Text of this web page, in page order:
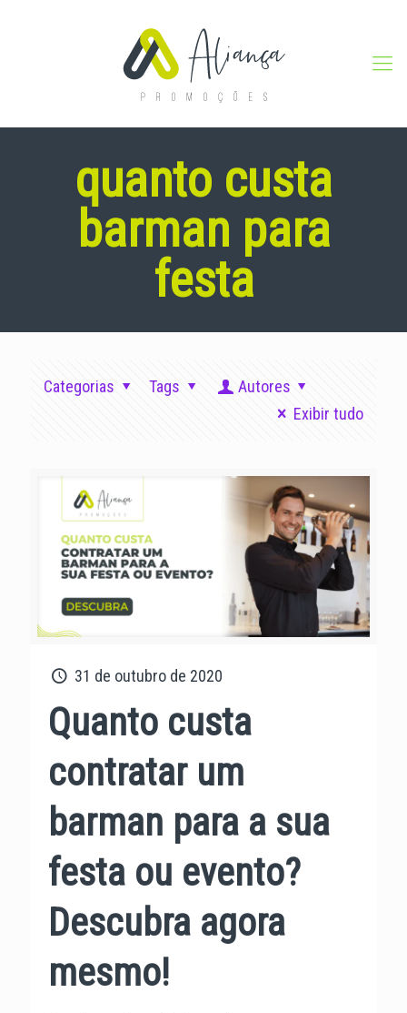
quanto custa
barman para
festa
Categorias Tags
Autores
Exibir tudo
31 de outubro de 2020
Quanto custa
contratar um
barman para a sua
festa ou evento?
Descubra agora
mesmo!